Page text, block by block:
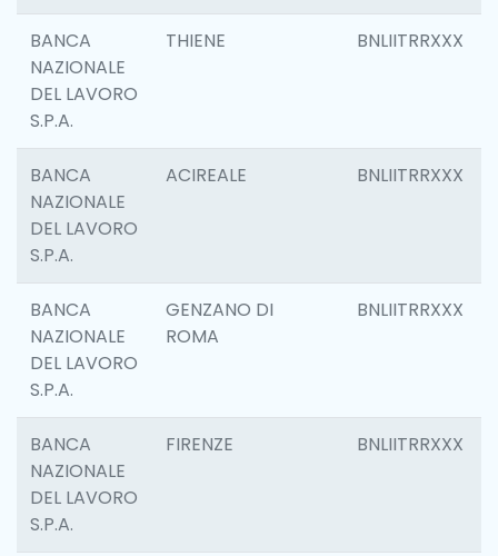
BANCA
NAZIONALE
DEL LAVORO
S.P.A.
THIENE BNLIITRRXXX
BANCA
NAZIONALE
DEL LAVORO
S.P.A.
ACIREALE BNLIITRRXXX
BANCA
NAZIONALE
DEL LAVORO
S.P.A.
GENZANO DI
ROMA
BNLIITRRXXX
BANCA
NAZIONALE
DEL LAVORO
S.P.A.
FIRENZE BNLIITRRXXX